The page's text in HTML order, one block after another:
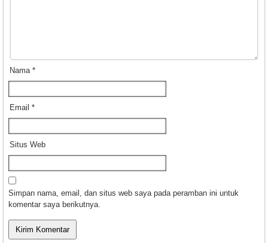
Nama *
Email *
Situs Web
Simpan nama, email, dan situs web saya pada peramban ini untuk
komentar saya berikutnya.